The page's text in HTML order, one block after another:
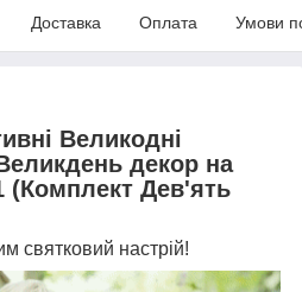
Доставка Оплата Умови
Великодні
декор на
Дев'ять
святковий настрій!